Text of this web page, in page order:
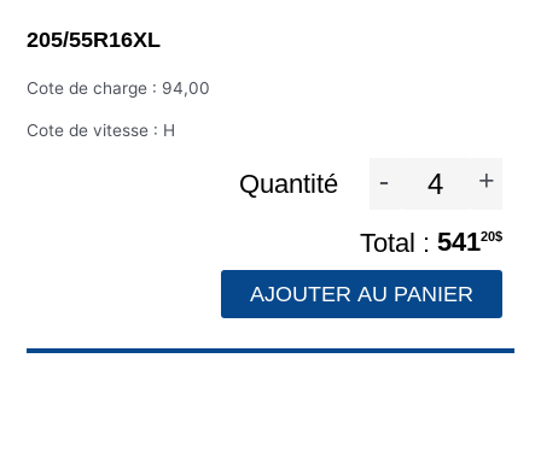
205/55R16XL
Cote de charge : 94,00
Cote de vitesse : H
Quantité - +
54120$
AJOUTER AU PANIER